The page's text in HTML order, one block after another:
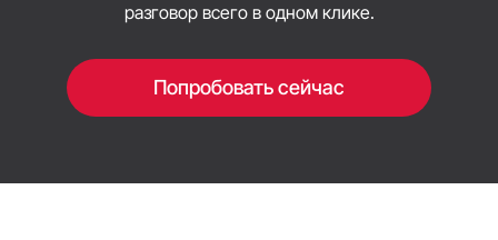
разговор всего в одном клике.
Попробовать сейчас